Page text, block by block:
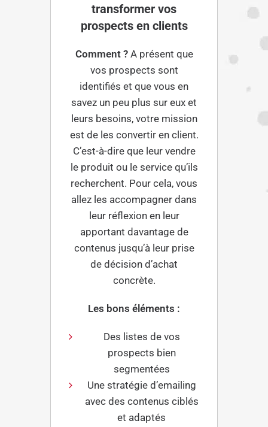
transformer vos
prospects en clients
Comment ?A présent que
vos prospects sont
identifiés et que vous en
savez un peu plus sur eux et
leurs besoins, votre mission
est de les convertir en client.
C’est-à-dire que leur vendre
le produit ou le service qu’ils
recherchent. Pour cela, vous
allez les accompagner dans
leur réflexion en leur
apportant davantage de
contenus jusqu’à leur prise
de décision d’achat
concrète.
Les bons éléments :
Des listes de vos
prospects bien
segmentées
Une stratégie d’emailing
avec des contenus ciblés
et adaptés